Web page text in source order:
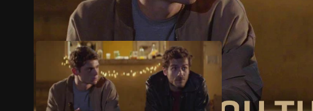
เนื้อหาที่แนะนำ รายละเอียด